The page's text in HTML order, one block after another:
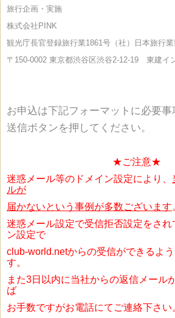
旅行企画・実施
株式会社PINK
観光庁長官登録旅行業1861号（社）日本旅行
〒150-0002 東京都渋谷区渋谷2-12-19 東建イ
お申込は下記フォーマットに必要事
送信ボタンを押してください。
★ご注意★
迷惑メール等のドメイン設定により、
ルが
届かないという事例が多数ございます
迷惑メール設定で受信拒否設定をされ
ン設定で
club-world.netからの受信ができるよ
す。
また3日以内に当社からの返信メール
ば
お手数ですがお電話にてご連絡下さい